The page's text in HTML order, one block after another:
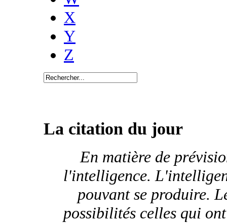
X
Y
Z
La citation du jour
En matière de
l'intelligence.
pouvant se produire.
possibilités celles qui